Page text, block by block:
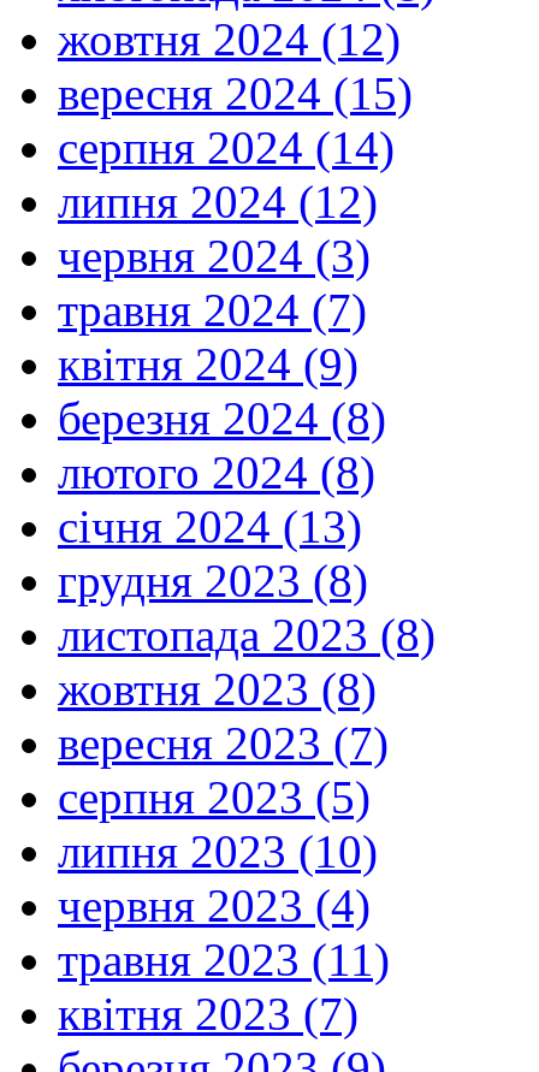
жовтня 2024 (12)
вересня 2024 (15)
серпня 2024 (14)
липня 2024 (12)
червня 2024 (3)
травня 2024 (7)
квітня 2024 (9)
березня 2024 (8)
лютого 2024 (8)
січня 2024 (13)
грудня 2023 (8)
листопада 2023 (8)
жовтня 2023 (8)
вересня 2023 (7)
серпня 2023 (5)
липня 2023 (10)
червня 2023 (4)
травня 2023 (11)
квітня 2023 (7)